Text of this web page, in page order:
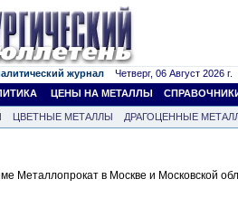
журнал Четверг, 06 Август 2026 г.
ЦЕНЫ НА МЕТАЛЛЫ
ЦВЕТНЫЕ МЕТАЛЛЫ
ДРАГОЦЕННЫЕ
Металлопрокат в Москве и Московской